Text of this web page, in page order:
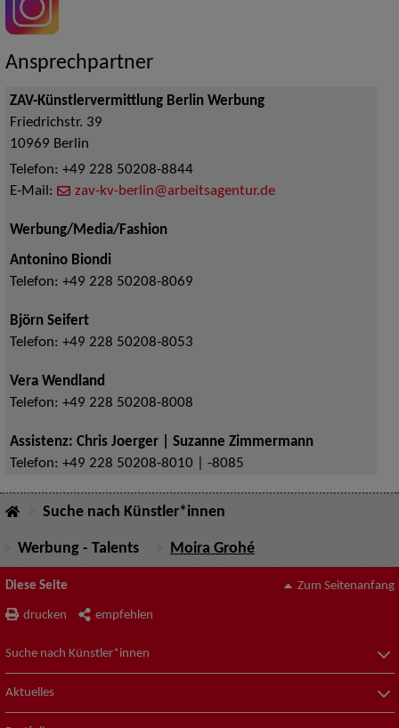
Ansprechpartner
ZAV-Künstlervermittlung Berlin Werbung
Friedrichstr. 39
10969 Berlin
Telefon: +49 228 50208-8844
E-Mail:
zav-kv-berlin@arbeitsagentur.de
Werbung/Media/Fashion
Antonino Biondi
Telefon: +49 228 50208-8069
Björn Seifert
Telefon: +49 228 50208-8053
Vera Wendland
Telefon: +49 228 50208-8008
Assistenz: Chris Joerger | Suzanne Zimmermann
Telefon: +49 228 50208-8010 | -8085
Suche nach Künstler*innen
Werbung - Talents Moira Grohé
Diese Seite
drucken empfehlen
Zum Seitenanfang
Suche nach Künstler*innen
Aktuelles